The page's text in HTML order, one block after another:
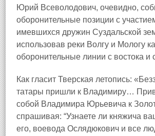
Юрий Всеволодович, очевидно,
оборонительные позиции с
имевшихся дружин Суздальской
использовав реки Волгу и Мологу
оборонительные линии с востока и
Как гласит Тверская летопись:
татары пришли к Владимиру…
собой Владимира Юрьевича к
спрашивая: “Узнаете ли княжича
его, воевода Ослядюкович и все